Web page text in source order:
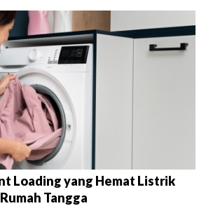
Loading yang Hemat Listrik
Tangga